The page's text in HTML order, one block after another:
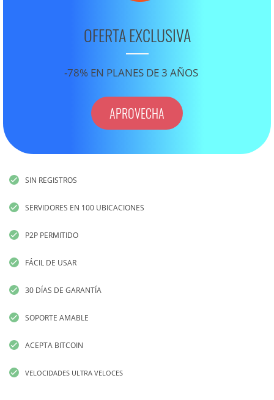
OFERTA EXCLUSIVA
-78% EN PLANES DE 3 AÑOS
APROVECHA
SIN REGISTROS
SERVIDORES EN 100 UBICACIONES
P2P PERMITIDO
FÁCIL DE USAR
30 DÍAS DE GARANTÍA
SOPORTE AMABLE
ACEPTA BITCOIN
VELOCIDADES ULTRA VELOCES